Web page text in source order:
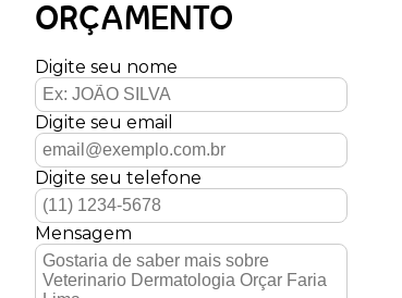
ORÇAMENTO
Digite seu nome
Digite seu email
Digite seu telefone
Mensagem